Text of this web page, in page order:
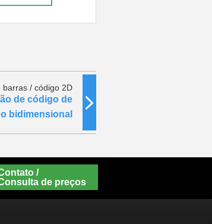
barras / código 2D
de código de
bidimensional
/
de preços